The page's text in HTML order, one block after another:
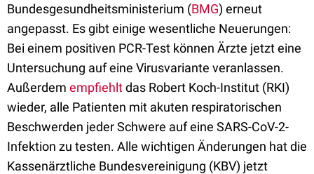
Bun­des­ge­sund­heits­mi­nis­ter­ium (BMG) erneut
angepasst. Es gibt einige wesentliche Neuerungen:
Bei einem positiven PCR-Test können Ärzte jetzt eine
Untersuchung auf eine Virusvariante veranlassen.
Außerdem empfiehltdas Robert Koch-Institut (RKI)
wieder, alle Patienten mit akuten respiratorischen
Beschwerden jeder Schwere auf eine SARS-CoV-2-
Infektion zu testen. Alle wichtigen Änderungen hat die
Kassenärztliche Bundesverei­nigung (KBV) jetzt